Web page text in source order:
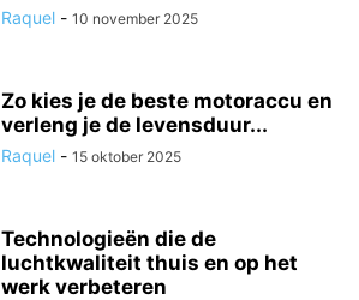
Raquel - 10 november 2025
Zo kies je de beste motoraccu en
verleng je de levensduur...
Raquel - 15 oktober 2025
Technologieën die de
luchtkwaliteit thuis en op het
werk verbeteren